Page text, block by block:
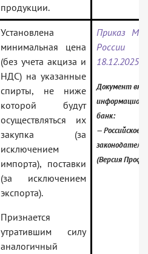
продукции.
Установлена
минимальная цена
(без учета акциза и
НДС) на указанные
спирты, не ниже
которой будут
осуществляться их
закупка (за
исключением
импорта), поставки
(за исключением
экспорта).
Признается
утратившим силу
аналогичный
Приказ
18.12.2025
Документ
банк:
— Российское
(Версия Проф)